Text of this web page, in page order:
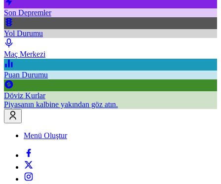
Son Depremler
Yol Durumu
Maç Merkezi
Puan Durumu
Döviz Kurlar
Piyasanın kalbine yakından göz atın.
Menü Oluştur